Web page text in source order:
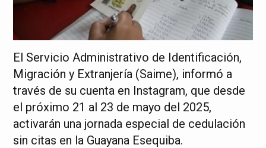
El Servicio Administrativo de Identificación,
Migración y Extranjería (Saime), informó a
través de su cuenta en Instagram, que desde
el próximo 21 al 23 de mayo del 2025,
activarán una jornada especial de cedulación
sin citas en la Guayana Esequiba.